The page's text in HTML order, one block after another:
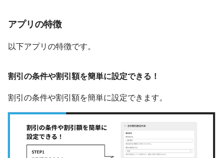
アプリの特徴
以下アプリの特徴です。
割引の条件や割引額を簡単に設定できる！
割引の条件や割引額を簡単に設定できます。